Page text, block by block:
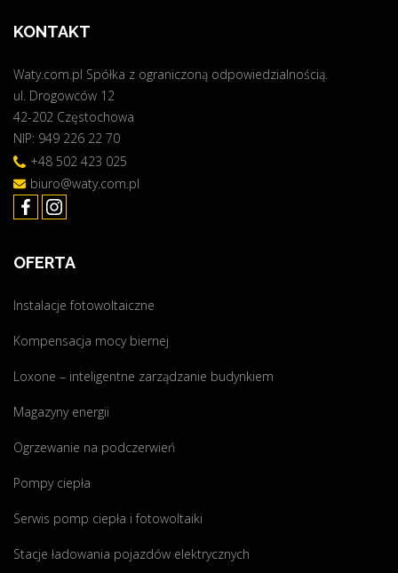
KONTAKT
Waty.com.pl Spółka z ograniczoną odpowiedzialnością.
ul. Drogowców 12
42-202 Częstochowa
NIP: 949 226 22 70
+48 502 423 025
biuro@waty.com.pl
OFERTA
Instalacje fotowoltaiczne
Kompensacja mocy biernej
Loxone – inteligentne zarządzanie budynkiem
Magazyny energii
Ogrzewanie na podczerwień
Pompy ciepła
Serwis pomp ciepła i fotowoltaiki
Stacje ładowania pojazdów elektrycznych